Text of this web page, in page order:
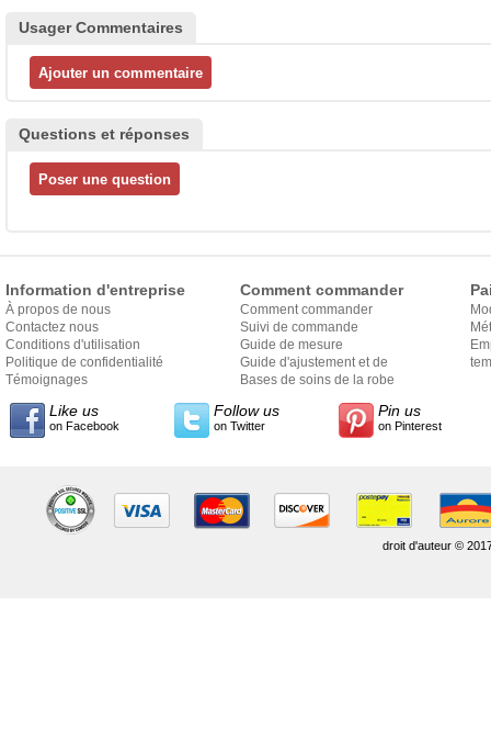
Usager Commentaires
Questions et réponses
Information d'entreprise
À propos de nous
Contactez nous
Conditions d'utilisation
Politique de confidentialité
Témoignages
Comment commander
Comment commander
Suivi de commande
Guide de mesure
Guide d'ajustement et de
style
Bases de soins de la robe
Like us
on Facebook
Follow us
on Twitter
Pin us
on Pinterest
droit d'auteur ©